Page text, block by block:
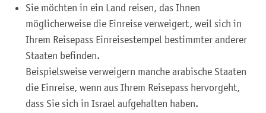
Sie möchten in ein Land reisen, das Ihnen
möglicherweise die Einreise verweigert, weil sich in
Ihrem Reisepass Einreisestempel bestimmter anderer
Staaten befinden.
Beispielsweise verweigern manche arabische Staaten
die Einreise, wenn aus Ihrem Reisepass hervorgeht,
dass Sie sich in Israel aufgehalten haben.